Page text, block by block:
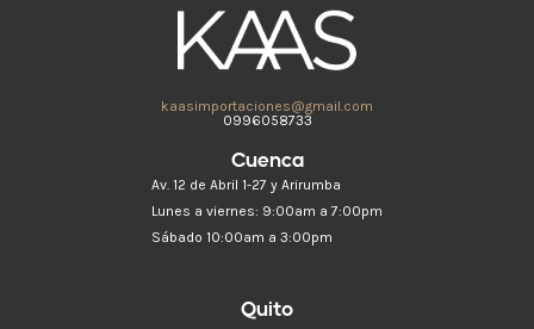
kaasimportaciones@gmail.com
0996058733
Cuenca
Av. 12 de Abril 1-27 y Arirumba
Lunes a viernes: 9:00am a 7:00pm
Sábado 10:00am a 3:00pm
Quito